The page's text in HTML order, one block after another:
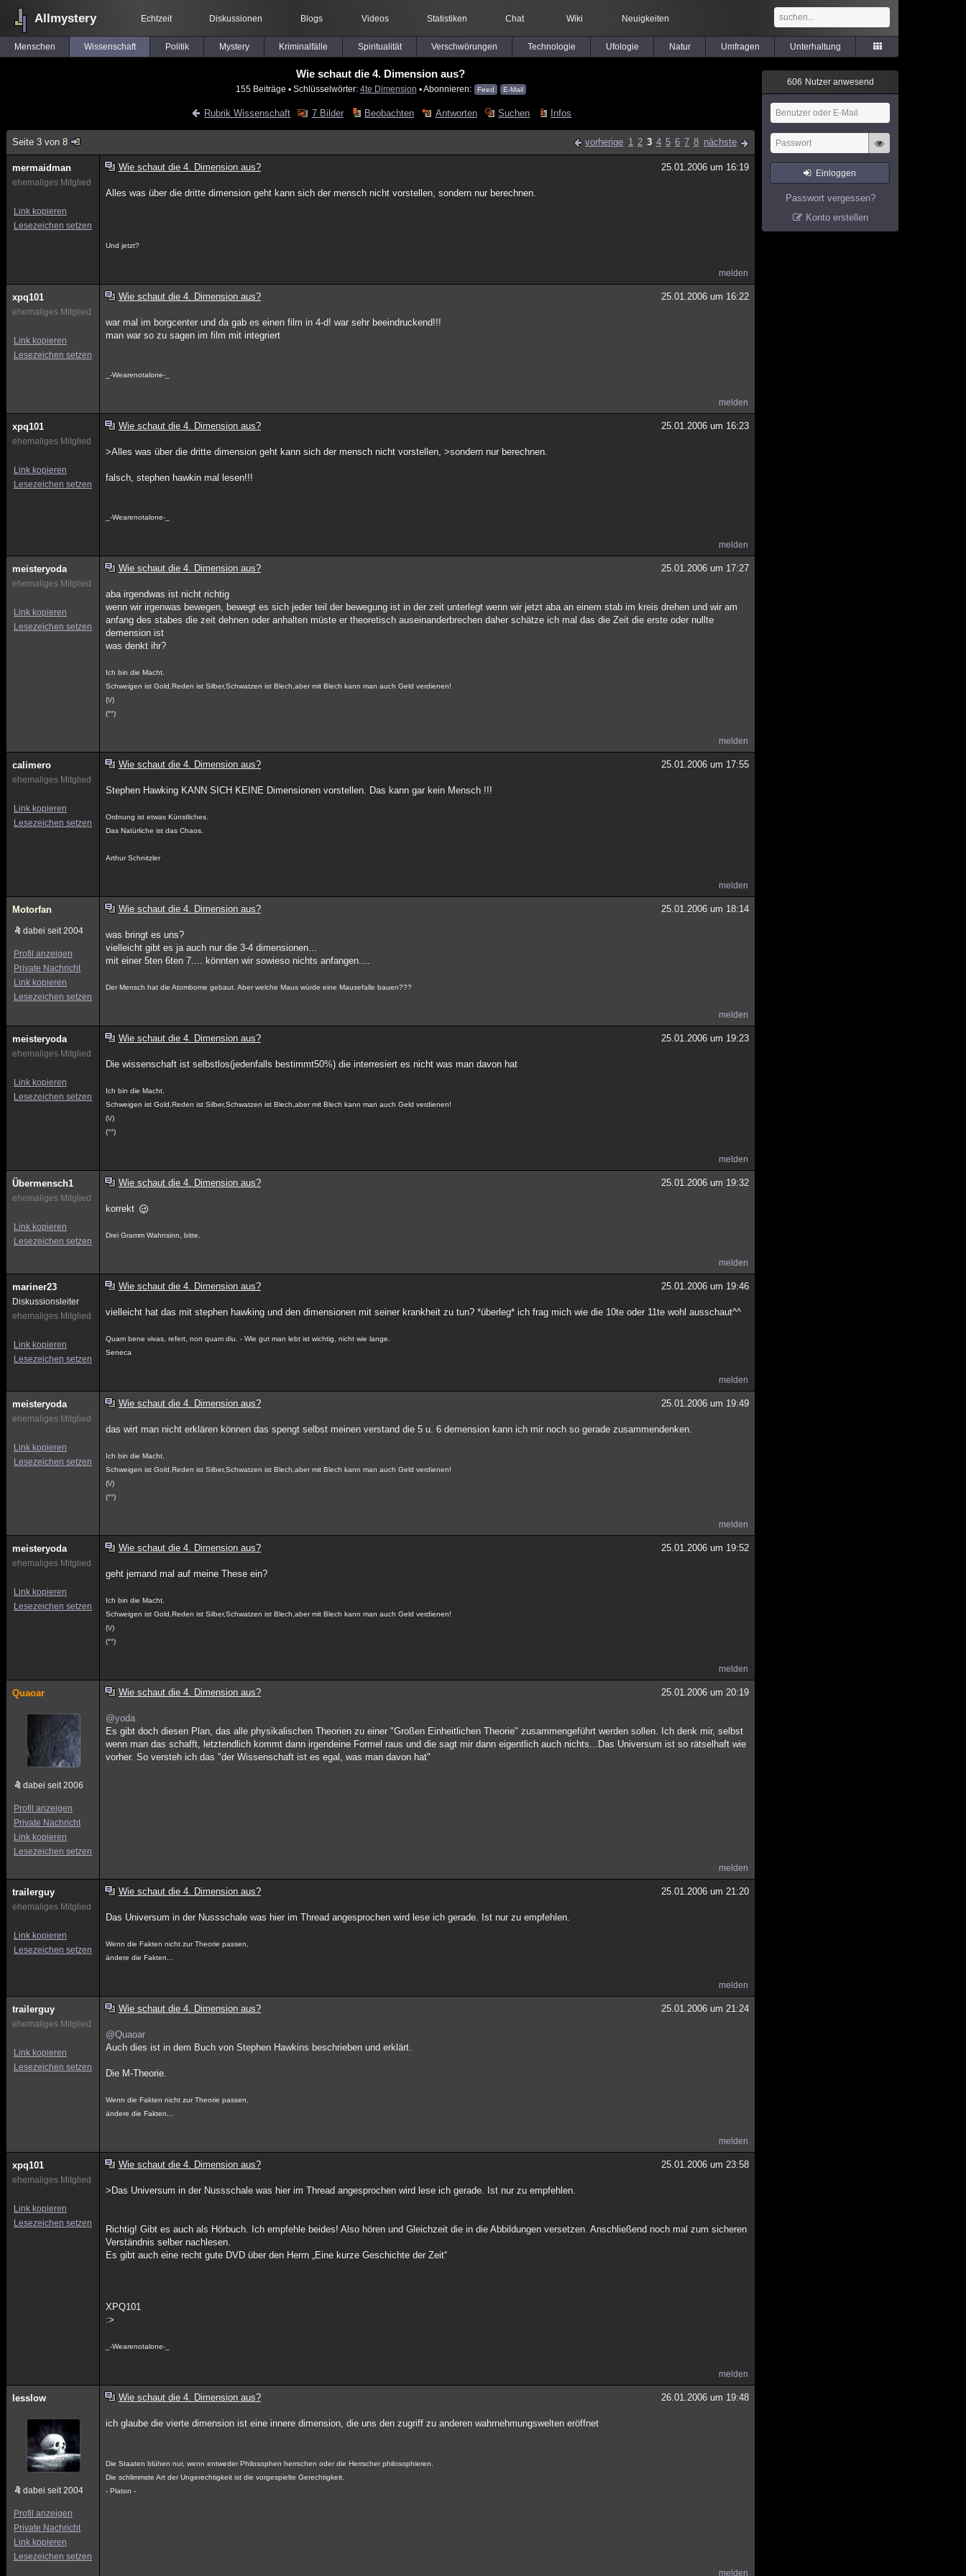
Allmystery Echtzeit Diskussionen Blogs Videos Statistiken Chat Wiki Neuigkeiten
Menschen Wissenschaft Politik Mystery Kriminalfälle Spiritualität Verschwörungen Technologie Ufologie Natur Umfragen Unterhaltung
Wie schaut die 4. Dimension aus?
155 Beiträge ▪ Schlüsselwörter: 4te Dimension ▪ Abonnieren: Feed E-Mail
Rubrik Wissenschaft 7 Bilder Beobachten Antworten Suchen Infos
Seite 3 von 8 vorherige 1 2 3 4 5 6 7 8 nächste
mermaidman
ehemaliges Mitglied
Link kopieren
Lesezeichen setzen
Wie schaut die 4. Dimension aus? 25.01.2006 um 16:19
Alles was über die dritte dimension geht kann sich der mensch nicht vorstellen, sondern nur berechnen.
Und jetzt?
melden
xpq101
ehemaliges Mitglied
Link kopieren
Lesezeichen setzen
Wie schaut die 4. Dimension aus? 25.01.2006 um 16:22
war mal im borgcenter und da gab es einen film in 4-d! war sehr beeindruckend!!!
man war so zu sagen im film mit integriert
_-Wearenotalone-_
melden
xpq101
ehemaliges Mitglied
Link kopieren
Lesezeichen setzen
Wie schaut die 4. Dimension aus? 25.01.2006 um 16:23
>Alles was über die dritte dimension geht kann sich der mensch nicht vorstellen, >sondern nur berechnen.
falsch, stephen hawkin mal lesen!!!
_-Wearenotalone-_
melden
meisteryoda
ehemaliges Mitglied
Link kopieren
Lesezeichen setzen
Wie schaut die 4. Dimension aus? 25.01.2006 um 17:27
aba irgendwas ist nicht richtig
wenn wir irgenwas bewegen, bewegt es sich jeder teil der bewegung ist in der zeit unterlegt wenn wir jetzt aba an einem stab im kreis drehen und wir am
anfang des stabes die zeit dehnen oder anhalten müste er theoretisch auseinanderbrechen daher schätze ich mal das die Zeit die erste oder nullte
demension ist
was denkt ihr?
Ich bin die Macht.
Schweigen ist Gold,Reden ist Silber,Schwatzen ist Blech,aber mit Blech kann man auch Geld verdienen!
(\/)
(°°)
melden
calimero
ehemaliges Mitglied
Link kopieren
Lesezeichen setzen
Wie schaut die 4. Dimension aus? 25.01.2006 um 17:55
Stephen Hawking KANN SICH KEINE Dimensionen vorstellen. Das kann gar kein Mensch !!!
Ordnung ist etwas Künstliches.
Das Natürliche ist das Chaos.
Arthur Schnitzler
melden
Motorfan
dabei seit 2004
Profil anzeigen
Private Nachricht
Link kopieren
Lesezeichen setzen
Wie schaut die 4. Dimension aus? 25.01.2006 um 18:14
was bringt es uns?
vielleicht gibt es ja auch nur die 3-4 dimensionen...
mit einer 5ten 6ten 7.... könnten wir sowieso nichts anfangen....
Der Mensch hat die Atombome gebaut. Aber welche Maus würde eine Mausefalle bauen???
melden
meisteryoda
ehemaliges Mitglied
Link kopieren
Lesezeichen setzen
Wie schaut die 4. Dimension aus? 25.01.2006 um 19:23
Die wissenschaft ist selbstlos(jedenfalls bestimmt50%) die interresiert es nicht was man davon hat
Ich bin die Macht.
Schweigen ist Gold,Reden ist Silber,Schwatzen ist Blech,aber mit Blech kann man auch Geld verdienen!
(\/)
(°°)
melden
Übermensch1
ehemaliges Mitglied
Link kopieren
Lesezeichen setzen
Wie schaut die 4. Dimension aus? 25.01.2006 um 19:32
korrekt
Drei Gramm Wahnsinn, bitte.
melden
mariner23
Diskussionsleiter
ehemaliges Mitglied
Link kopieren
Lesezeichen setzen
Wie schaut die 4. Dimension aus? 25.01.2006 um 19:46
vielleicht hat das mit stephen hawking und den dimensionen mit seiner krankheit zu tun? *überleg* ich frag mich wie die 10te oder 11te wohl ausschaut^^
Quam bene vivas, refert, non quam diu. - Wie gut man lebt ist wichtig, nicht wie lange.
Seneca
melden
meisteryoda
ehemaliges Mitglied
Link kopieren
Lesezeichen setzen
Wie schaut die 4. Dimension aus? 25.01.2006 um 19:49
das wirt man nicht erklären können das spengt selbst meinen verstand die 5 u. 6 demension kann ich mir noch so gerade zusammendenken.
Ich bin die Macht.
Schweigen ist Gold,Reden ist Silber,Schwatzen ist Blech,aber mit Blech kann man auch Geld verdienen!
(\/)
(°°)
melden
meisteryoda
ehemaliges Mitglied
Link kopieren
Lesezeichen setzen
Wie schaut die 4. Dimension aus? 25.01.2006 um 19:52
geht jemand mal auf meine These ein?
Ich bin die Macht.
Schweigen ist Gold,Reden ist Silber,Schwatzen ist Blech,aber mit Blech kann man auch Geld verdienen!
(\/)
(°°)
melden
Quaoar
dabei seit 2006
Profil anzeigen
Private Nachricht
Link kopieren
Lesezeichen setzen
Wie schaut die 4. Dimension aus? 25.01.2006 um 20:19
@yoda
Es gibt doch diesen Plan, das alle physikalischen Theorien zu einer "Großen Einheitlichen Theorie" zusammengeführt werden sollen. Ich denk mir, selbst
wenn man das schafft, letztendlich kommt dann irgendeine Formel raus und die sagt mir dann eigentlich auch nichts...Das Universum ist so rätselhaft wie
vorher. So versteh ich das "der Wissenschaft ist es egal, was man davon hat"
melden
trailerguy
ehemaliges Mitglied
Link kopieren
Lesezeichen setzen
Wie schaut die 4. Dimension aus? 25.01.2006 um 21:20
Das Universum in der Nussschale was hier im Thread angesprochen wird lese ich gerade. Ist nur zu empfehlen.
Wenn die Fakten nicht zur Theorie passen,
ändere die Fakten...
melden
trailerguy
ehemaliges Mitglied
Link kopieren
Lesezeichen setzen
Wie schaut die 4. Dimension aus? 25.01.2006 um 21:24
@Quaoar
Auch dies ist in dem Buch von Stephen Hawkins beschrieben und erklärt.
Die M-Theorie.
Wenn die Fakten nicht zur Theorie passen,
ändere die Fakten...
melden
xpq101
ehemaliges Mitglied
Link kopieren
Lesezeichen setzen
Wie schaut die 4. Dimension aus? 25.01.2006 um 23:58
>Das Universum in der Nussschale was hier im Thread angesprochen wird lese ich gerade. Ist nur zu empfehlen.
Richtig! Gibt es auch als Hörbuch. Ich empfehle beides! Also hören und Gleichzeit die in die Abbildungen versetzen. Anschließend noch mal zum sicheren
Verständnis selber nachlesen.
Es gibt auch eine recht gute DVD über den Herrn „Eine kurze Geschichte der Zeit“
XPQ101
:>
_-Wearenotalone-_
melden
lesslow
dabei seit 2004
Profil anzeigen
Private Nachricht
Link kopieren
Lesezeichen setzen
Wie schaut die 4. Dimension aus? 26.01.2006 um 19:48
ich glaube die vierte dimension ist eine innere dimension, die uns den zugriff zu anderen wahrnehmungswelten eröffnet
Die Staaten blühen nur, wenn entweder Philosophen herrschen oder die Herrscher philosophieren.
Die schlimmste Art der Ungerechtigkeit ist die vorgespielte Gerechtigkeit.
- Platon -
melden
606 Nutzer anwesend
Einloggen
Passwort vergessen?
Konto erstellen